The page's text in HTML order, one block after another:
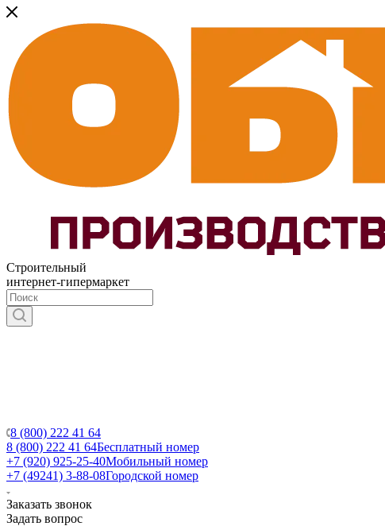
Строительный
интернет-гипермаркет
8 (800) 222 41 64
8 (800) 222 41 64Бесплатный номер
+7 (920) 925-25-40Мобильный номер
+7 (49241) 3-88-08Городской номер
Заказать звонок
Задать вопрос